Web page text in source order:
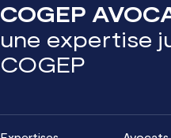
COGEP
une expertise
COGEP